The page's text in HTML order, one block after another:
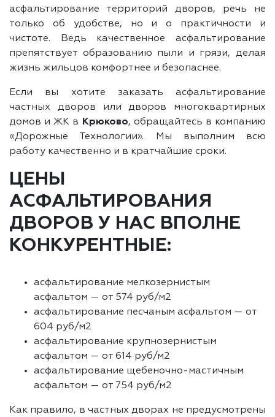
асфальтирование территорий дворов, речь не
только об удобстве, но и о практичности и
чистоте. Ведь качественное асфальтирование
препятствует образованию пыли и грязи, делая
жизнь жильцов комфортнее и безопаснее.
Если вы хотите заказать асфальтирование
частных дворов или дворов многоквартирных
домов и ЖК в
Крюково, обращайтесь в компанию
«Дорожные Технологии». Мы выполним всю
работу качественно и в кратчайшие сроки.
ЦЕНЫ
АСФАЛЬТИРОВАНИЯ
ДВОРОВ У НАС ВПОЛНЕ
КОНКУРЕНТНЫЕ:
асфальтирование мелкозернистым
асфальтом — от 574 руб/м2
асфальтирование песчаным асфальтом — от
604 руб/м2
асфальтирование крупнозернистым
асфальтом — от 614 руб/м2
асфальтирование щебеночно-мастичным
асфальтом — от 754 руб/м2
Как правило, в частных дворах не предусмотрены